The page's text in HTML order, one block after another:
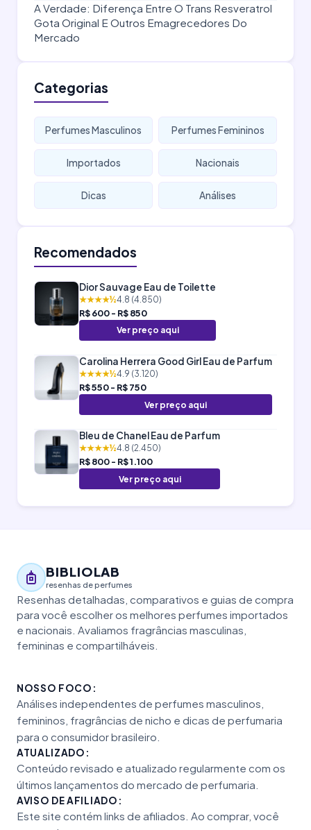
A Verdade: Diferença Entre O Trans Resveratrol
Gota Original E Outros Emagrecedores Do
Mercado
Categorias
Perfumes Masculinos Perfumes Femininos
Importados Nacionais
Dicas Análises
Recomendados
Dior Sauvage Eau de Toilette
★★★★½4.8 (4.850)
R$ 600 - R$ 850
Ver preço aqui
Carolina Herrera Good Girl Eau de Parfum
★★★★½4.9 (3.120)
R$ 550 - R$ 750
Ver preço aqui
Bleu de Chanel Eau de Parfum
★★★★½4.8 (2.450)
R$ 800 - R$ 1.100
Ver preço aqui
BIBLIOLAB
resenhas de perfumes
Resenhas detalhadas, comparativos e guias de compra
para você escolher os melhores perfumes importados
e nacionais. Avaliamos fragrâncias masculinas,
femininas e compartilháveis.
NOSSO FOCO:
Análises independentes de perfumes masculinos,
femininos, fragrâncias de nicho e dicas de perfumaria
para o consumidor brasileiro.
ATUALIZADO:
Conteúdo revisado e atualizado regularmente com os
últimos lançamentos do mercado de perfumaria.
AVISO DE AFILIADO:
Este site contém links de afiliados. Ao comprar, você